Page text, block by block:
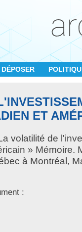
DÉPOSER
ET
volatilité de
» Mémoire.
à Montréal,
: